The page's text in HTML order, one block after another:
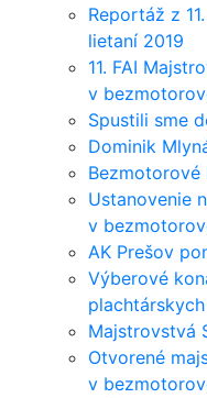
Reportáž z
lietaní 2019
11. FAI
v
Spustili sme
Dominik
Bezmotorové
Ustanovenie
v
AK Prešov
Výberové
Majstrovstvá
Otvorené
v